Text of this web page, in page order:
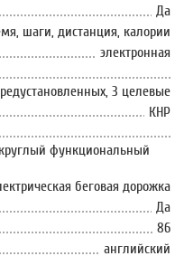
Да
шаги, дистанция, калории
электронная
3 целевые
КНР
функциональный
беговая дорожка
Да
86
английский